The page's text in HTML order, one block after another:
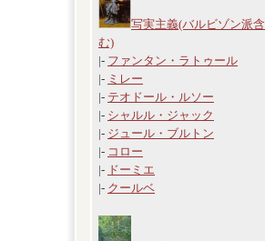
写実主義(バルビゾン派含
む)
|- ファンタン・ラトゥール
|- ミレー
|- テオドール・ルソー
|- シャルル・ジャック
|- ジュール・ブルトン
|- コロー
|- ドーミエ
|- クールベ